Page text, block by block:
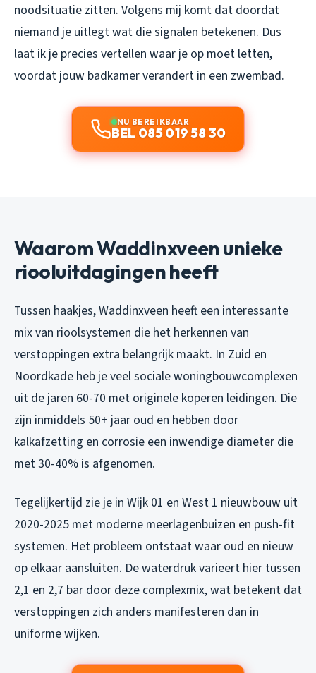
noodsituatie zitten. Volgens mij komt dat doordat
niemand je uitlegt wat die signalen betekenen. Dus
laat ik je precies vertellen waar je op moet letten,
voordat jouw badkamer verandert in een zwembad.
NU BEREIKBAAR
BEL 085 019 58 30
Waarom Waddinxveen unieke
riooluitdagingen heeft
Tussen haakjes, Waddinxveen heeft een interessante
mix van rioolsystemen die het herkennen van
verstoppingen extra belangrijk maakt. In Zuid en
Noordkade heb je veel sociale woningbouwcomplexen
uit de jaren 60-70 met originele koperen leidingen. Die
zijn inmiddels 50+ jaar oud en hebben door
kalkafzetting en corrosie een inwendige diameter die
met 30-40% is afgenomen.
Tegelijkertijd zie je in Wijk 01 en West 1 nieuwbouw uit
2020-2025 met moderne meerlagenbuizen en push-fit
systemen. Het probleem ontstaat waar oud en nieuw
op elkaar aansluiten. De waterdruk varieert hier tussen
2,1 en 2,7 bar door deze complexmix, wat betekent dat
verstoppingen zich anders manifesteren dan in
uniforme wijken.